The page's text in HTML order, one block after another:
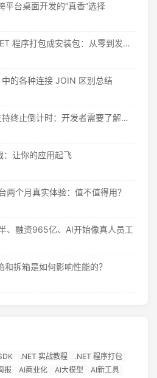
平台桌面开发的“真香”选择
用 Inno Setup 把 .NET 程序打包成安装包：从零到发布的完整指南
的各种连接 JOIN 区别总结
.NET 8 与 .NET 9 支持终止倒计时：开发者需要了解什么
：让你的应用起飞
两个月真实体验：值不值得用？
、融资965亿、AI开始像真人员工
拆箱是如何影响性能的？
.NET 实战教程
.NET 程序打包
报 AI商业化 AI大模型
AI新工具